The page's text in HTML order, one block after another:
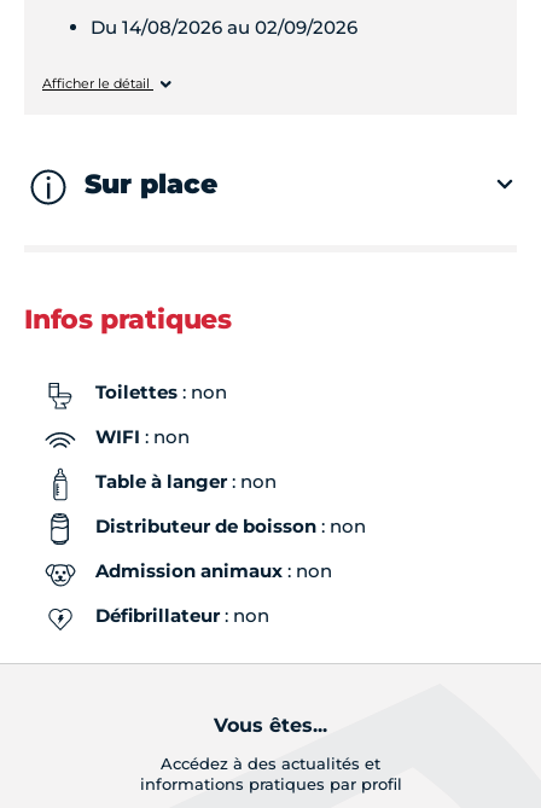
Du 14/08/2026 au 02/09/2026
Lundi
Jeudi
Vendredi
Dimanche Fermé
Afficher le détail
Sur place
Infos pratiques
Toilettes : non
WIFI : non
Table à langer: non
Distributeur de boisson : non
Admission animaux : non
Défibrillateur: non
Vous êtes...
Accédez à des actualités et
informations pratiques par profil